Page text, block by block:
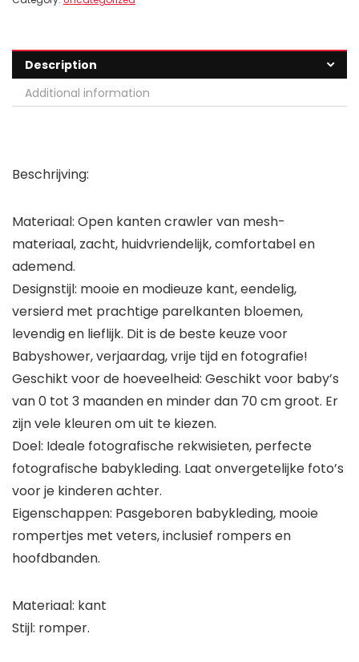
Description
Additional information
Beschrijving:
Materiaal: Open kanten crawler van mesh-
materiaal, zacht, huidvriendelijk, comfortabel en
ademend.
Designstijl: mooie en modieuze kant, eendelig,
versierd met prachtige parelkanten bloemen,
levendig en lieflijk. Dit is de beste keuze voor
Babyshower, verjaardag, vrije tijd en fotografie!
Geschikt voor de hoeveelheid: Geschikt voor baby’s
van 0 tot 3 maanden en minder dan 70 cm groot. Er
zijn vele kleuren om uit te kiezen.
Doel: Ideale fotografische rekwisieten, perfecte
fotografische babykleding. Laat onvergetelijke foto’s
voor je kinderen achter.
Eigenschappen: Pasgeboren babykleding, mooie
rompertjes met veters, inclusief rompers en
hoofdbanden.
Materiaal: kant
Stijl: romper.